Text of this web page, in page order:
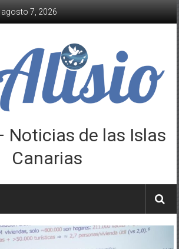
agosto 7, 2026
Noticias de las Islas
Canarias